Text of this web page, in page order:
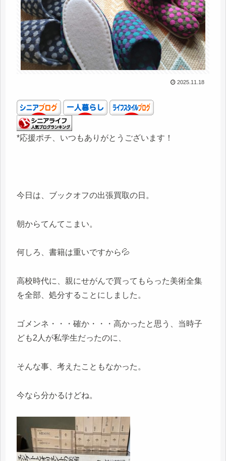
2025.11.18
*応援ポチ、いつもありがとうございます！
今日は、ブックオフの出張買取の日。
朝からてんてこまい。
何しろ、書籍は重いですから💦
高校時代に、親にせがんで買ってもらった美術全集
を全部、処分することにしました。
ゴメンネ・・・確か・・・高かったと思う、当時子
ども2人が私学生だったのに、
そんな事、考えたこともなかった。
今なら分かるけどね。